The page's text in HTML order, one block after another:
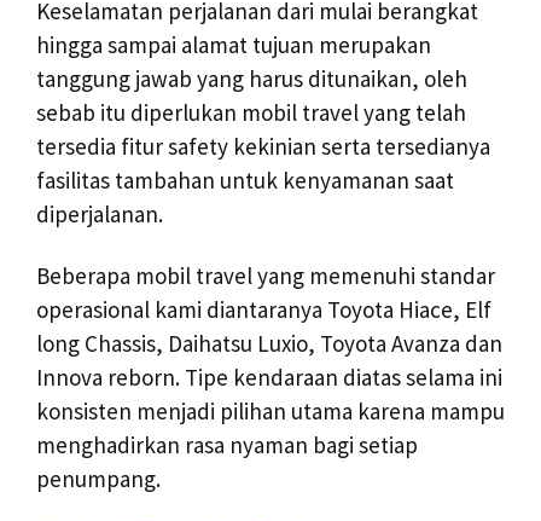
Keselamatan perjalanan dari mulai berangkat
hingga sampai alamat tujuan merupakan
tanggung jawab yang harus ditunaikan, oleh
sebab itu diperlukan mobil travel yang telah
tersedia fitur safety kekinian serta tersedianya
fasilitas tambahan untuk kenyamanan saat
diperjalanan.
Beberapa mobil travel yang memenuhi standar
operasional kami diantaranya Toyota Hiace, Elf
long Chassis, Daihatsu Luxio, Toyota Avanza dan
Innova reborn. Tipe kendaraan diatas selama ini
konsisten menjadi pilihan utama karena mampu
menghadirkan rasa nyaman bagi setiap
penumpang.